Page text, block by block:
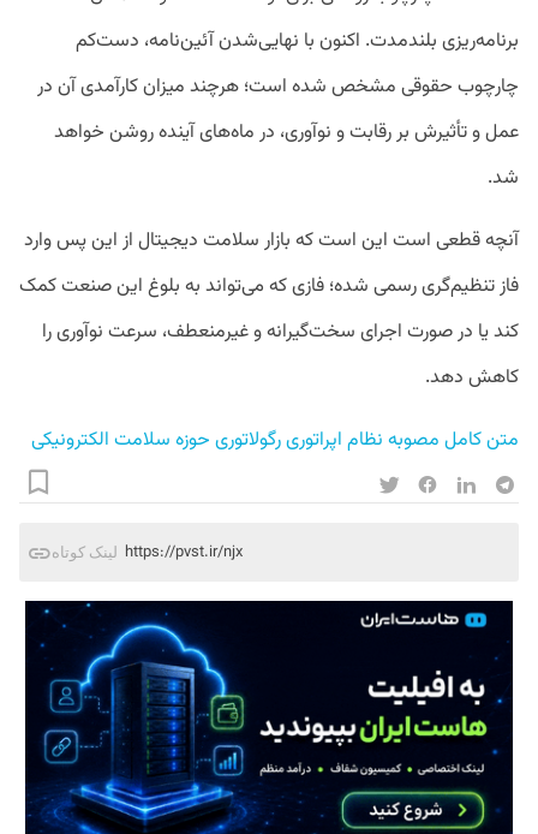
برنامه‌ریزی بلندمدت. اکنون با نهایی‌شدن آئین‌نامه، دست‌کم
چارچوب حقوقی مشخص شده است؛ هرچند میزان کارآمدی آن در
عمل و تأثیرش بر رقابت و نوآوری، در ماه‌های آینده روشن خواهد
شد.
آنچه قطعی است این است که بازار سلامت دیجیتال از این پس وارد
فاز تنظیم‌گری رسمی شده؛ فازی که می‌تواند به بلوغ این صنعت کمک
کند یا در صورت اجرای سخت‌گیرانه و غیرمنعطف، سرعت نوآوری را
کاهش دهد.
متن کامل مصوبه نظام اپراتوری رگولاتوری حوزه سلامت الکترونیکی
لینک کوتاه https://pvst.ir/njx